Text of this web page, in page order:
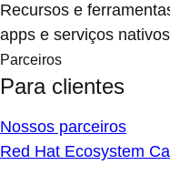
Recursos e
apps e serviços
Parceiros
Para clientes
Nossos parceiros
Red Hat Ecosystem